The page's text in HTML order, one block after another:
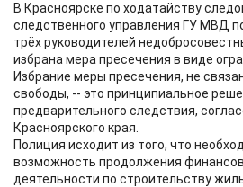
В Красноярске по ходатайству
следственного управления ГУ МВД
трёх руководителей
избрана мера пресечения в виде
Избрание меры пресечения, не
свободы, -- это принципиальное
предварительного следствия,
Красноярского края.
Полиция исходит из того, что
возможность продолжения
деятельности по строительству